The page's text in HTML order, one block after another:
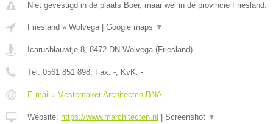
Niet gevestigd in de plaats Boer, maar wel in de provincie Friesland.
Friesland » Wolvega| Google maps ▼
Icarusblauwtje 8, 8472 DN Wolvega(Friesland)
Tel: 0561 851 898, Fax: -, KvK: -
E-mail › Mestemaker Architecten BNA
Website: https://www.marchitecten.nl Screenshot ▼